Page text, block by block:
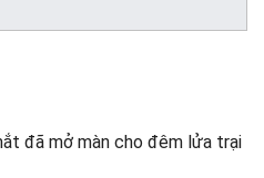
đã mở màn cho đêm lửa trại